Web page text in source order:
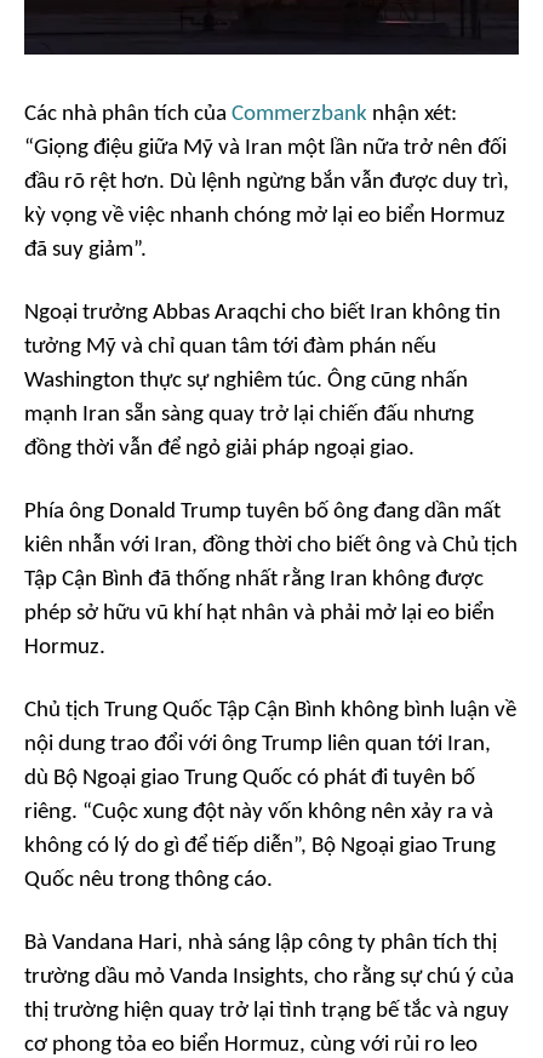
Các nhà phân tích của Commerzbank nhận xét:
“Giọng điệu giữa Mỹ và Iran một lần nữa trở nên đối
đầu rõ rệt hơn. Dù lệnh ngừng bắn vẫn được duy trì,
kỳ vọng về việc nhanh chóng mở lại eo biển Hormuz
đã suy giảm”.
Ngoại trưởng Abbas Araqchi cho biết Iran không tin
tưởng Mỹ và chỉ quan tâm tới đàm phán nếu
Washington thực sự nghiêm túc. Ông cũng nhấn
mạnh Iran sẵn sàng quay trở lại chiến đấu nhưng
đồng thời vẫn để ngỏ giải pháp ngoại giao.
Phía ông Donald Trump tuyên bố ông đang dần mất
kiên nhẫn với Iran, đồng thời cho biết ông và Chủ tịch
Tập Cận Bình đã thống nhất rằng Iran không được
phép sở hữu vũ khí hạt nhân và phải mở lại eo biển
Hormuz.
Chủ tịch Trung Quốc Tập Cận Bình không bình luận về
nội dung trao đổi với ông Trump liên quan tới Iran,
dù Bộ Ngoại giao Trung Quốc có phát đi tuyên bố
riêng. “Cuộc xung đột này vốn không nên xảy ra và
không có lý do gì để tiếp diễn”, Bộ Ngoại giao Trung
Quốc nêu trong thông cáo.
Bà Vandana Hari, nhà sáng lập công ty phân tích thị
trường dầu mỏ Vanda Insights, cho rằng sự chú ý của
thị trường hiện quay trở lại tình trạng bế tắc và nguy
cơ phong tỏa eo biển Hormuz, cùng với rủi ro leo